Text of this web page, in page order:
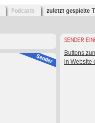
Podcasts zuletzt gespielte
SENDER
Buttons
in Website